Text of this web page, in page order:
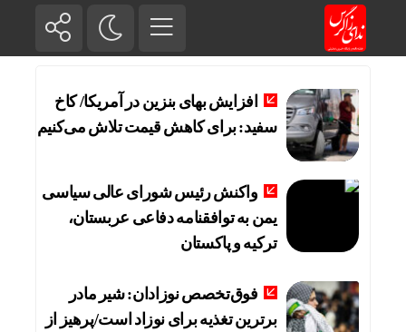
افزایش بهای بنزین در آمریکا/ کاخ
سفید: برای کاهش قیمت تلاش می‌کنیم
واکنش رئیس شورای عالی سیاسی
یمن به توافقنامه دفاعی عربستان،
ترکیه و پاکستان
فوق‌تخصص نوزادان: شیر مادر
برترین تغذیه برای نوزاد است/پرهیز از